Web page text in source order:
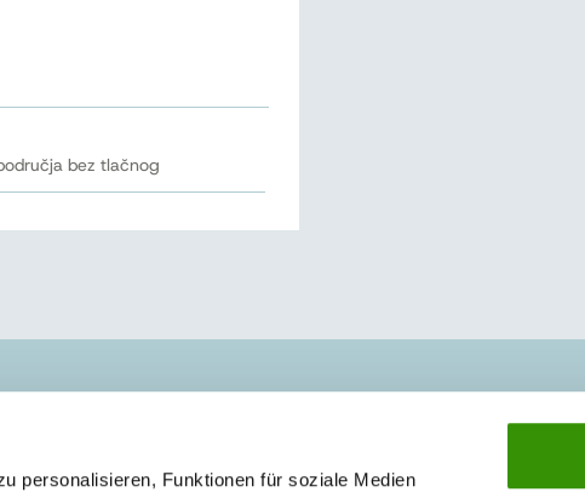
personalisieren, Funktionen für soziale Medien
bez tlačnog